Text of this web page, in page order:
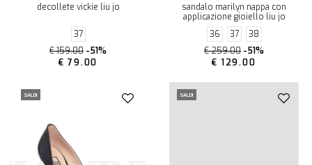
decollete vickie liu jo
37
€ 159.00 -51%
€ 79.00
sandalo marilyn nappa con
applicazione gioiello liu jo
36
37
38
€ 259.00 -51%
€ 129.00
SALDI SALDI